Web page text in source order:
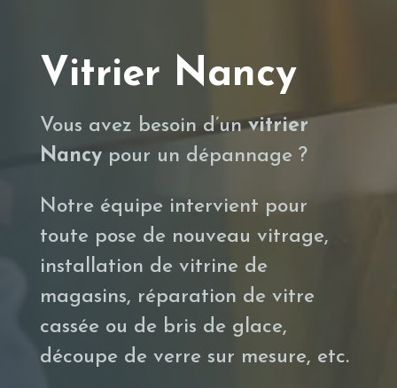
Vitrier Nancy
Vous avez besoin d’unvitrier
Nancypour un dépannage ?
Notre équipe intervient pour
toute pose de nouveau vitrage,
installation de vitrine de
magasins, réparation de vitre
cassée ou de bris de glace,
découpe de verre sur mesure, etc.